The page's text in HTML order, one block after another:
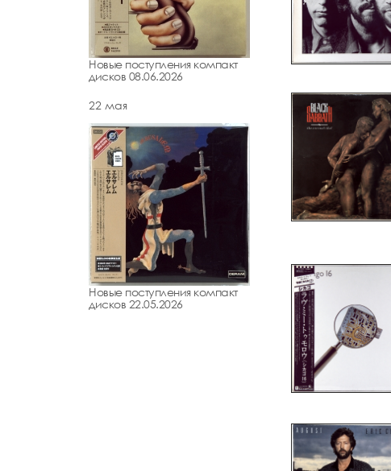
Новые поступления компакт
дисков 08.06.2026
22 мая
Новые поступления компакт
дисков 22.05.2026